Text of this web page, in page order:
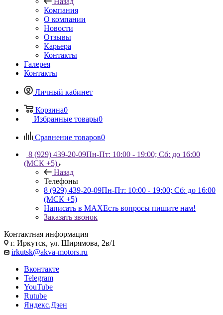
Компания
О компании
Новости
Отзывы
Карьера
Контакты
Галерея
Контакты
Личный кабинет
Корзина0
Избранные товары0
Сравнение товаров0
8 (929) 439-20-09Пн-Пт: 10:00 - 19:00; Сб: до 16:00
(МСК +5)
Назад
Телефоны
8 (929) 439-20-09Пн-Пт: 10:00 - 19:00; Сб: до 16:00
(МСК +5)
Написать в MAXЕсть вопросы пишите нам!
Заказать звонок
Контактная информация
г. Иркутск, ул. Ширямова, 2в/1
irkutsk@akva-motors.ru
Вконтакте
Telegram
YouTube
Rutube
Яндекс.Дзен